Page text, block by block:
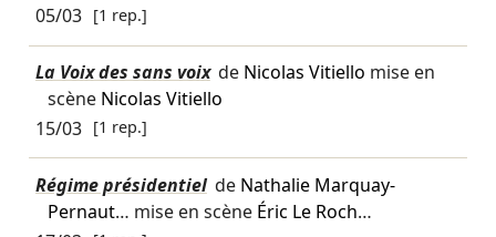
05/03 [1 rep.]
La Voix des sans voix de Nicolas Vitiello mise en
scène Nicolas Vitiello
15/03 [1 rep.]
Régime présidentiel de Nathalie Marquay-
Pernaut… mise en scène Éric Le Roch…